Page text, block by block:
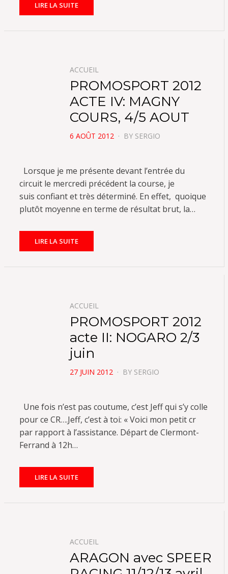
LIRE LA SUITE
ACCUEIL
PROMOSPORT 2012
ACTE IV: MAGNY
COURS, 4/5 AOUT
POSTED
6 AOÛT 2012 BY SERGIO
Lorsque je me présente devant l’entrée du
circuit le mercredi précédent la course, je
suis confiant et très déterminé. En effet, quoique
plutôt moyenne en terme de résultat brut, la…
LIRE LA SUITE
ACCUEIL
PROMOSPORT 2012
acte II: NOGARO 2/3
juin
POSTED
27 JUIN 2012 BY SERGIO
Une fois n’est pas coutume, c’est Jeff qui s’y colle
pour ce CR….Jeff, c’est à toi: « Voici mon petit cr
par rapport à l’assistance. Départ de Clermont-
Ferrand à 12h…
LIRE LA SUITE
ACCUEIL
ARAGON avec SPEER